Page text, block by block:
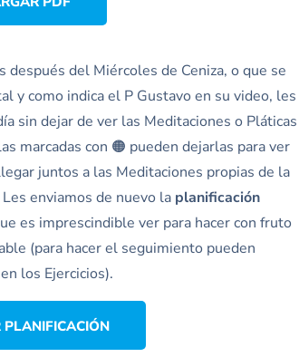
después del Miércoles de Ceniza, o que se
y como indica el P Gustavo en su video, les
sin dejar de ver las Meditaciones o Pláticas
marcadas con 🟠 pueden dejarlas para ver
juntos a las Meditaciones propias de la
enviamos de nuevo la planificación
es imprescindible ver para hacer con fruto
(para hacer el seguimiento pueden
los Ejercicios).
PLANIFICACIÓN